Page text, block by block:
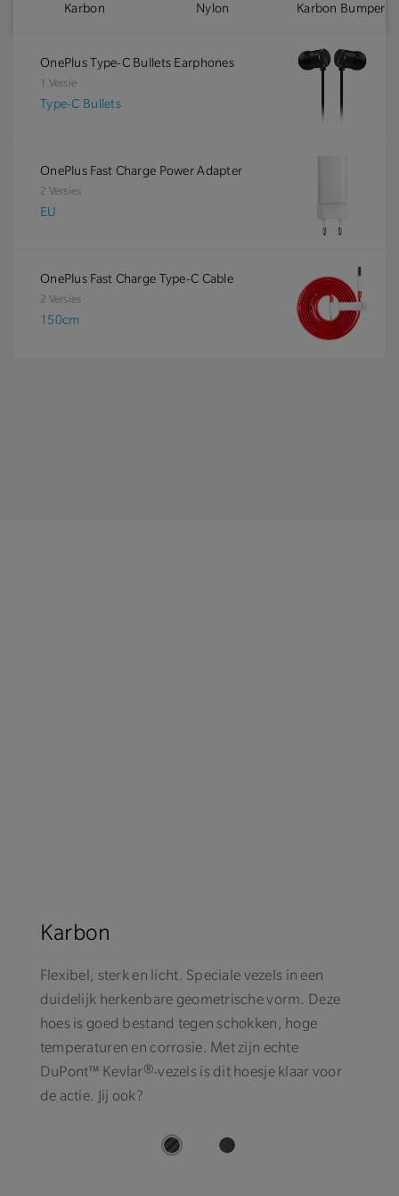
Karbon Nylon Karbon Bumper
OnePlus Type-C Bullets Earphones
1 Versie
Type-C Bullets
OnePlus Fast Charge Power Adapter
2 Versies
EU
OnePlus Fast Charge Type-C Cable
2 Versies
150cm
Karbon
Flexibel, sterk en licht. Speciale vezels in een
duidelijk herkenbare geometrische vorm. Deze
hoes is goed bestand tegen schokken, hoge
temperaturen en corrosie. Met zijn echte
DuPont™ Kevlar®-vezels is dit hoesje klaar voor
de actie. Jij ook?